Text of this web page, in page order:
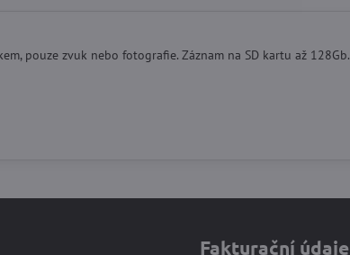
pouze zvuk nebo fotografie. Záznam na SD kartu až 128Gb.
Fakturační údaje